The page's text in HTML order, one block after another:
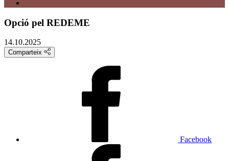
Opció pel REDEME
14.10.2025
Comparteix
Facebook